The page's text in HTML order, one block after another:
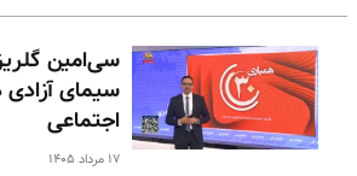
سی‌امین
سیمای
اجتماعی
۱۷ مرداد ۱۴۰۵